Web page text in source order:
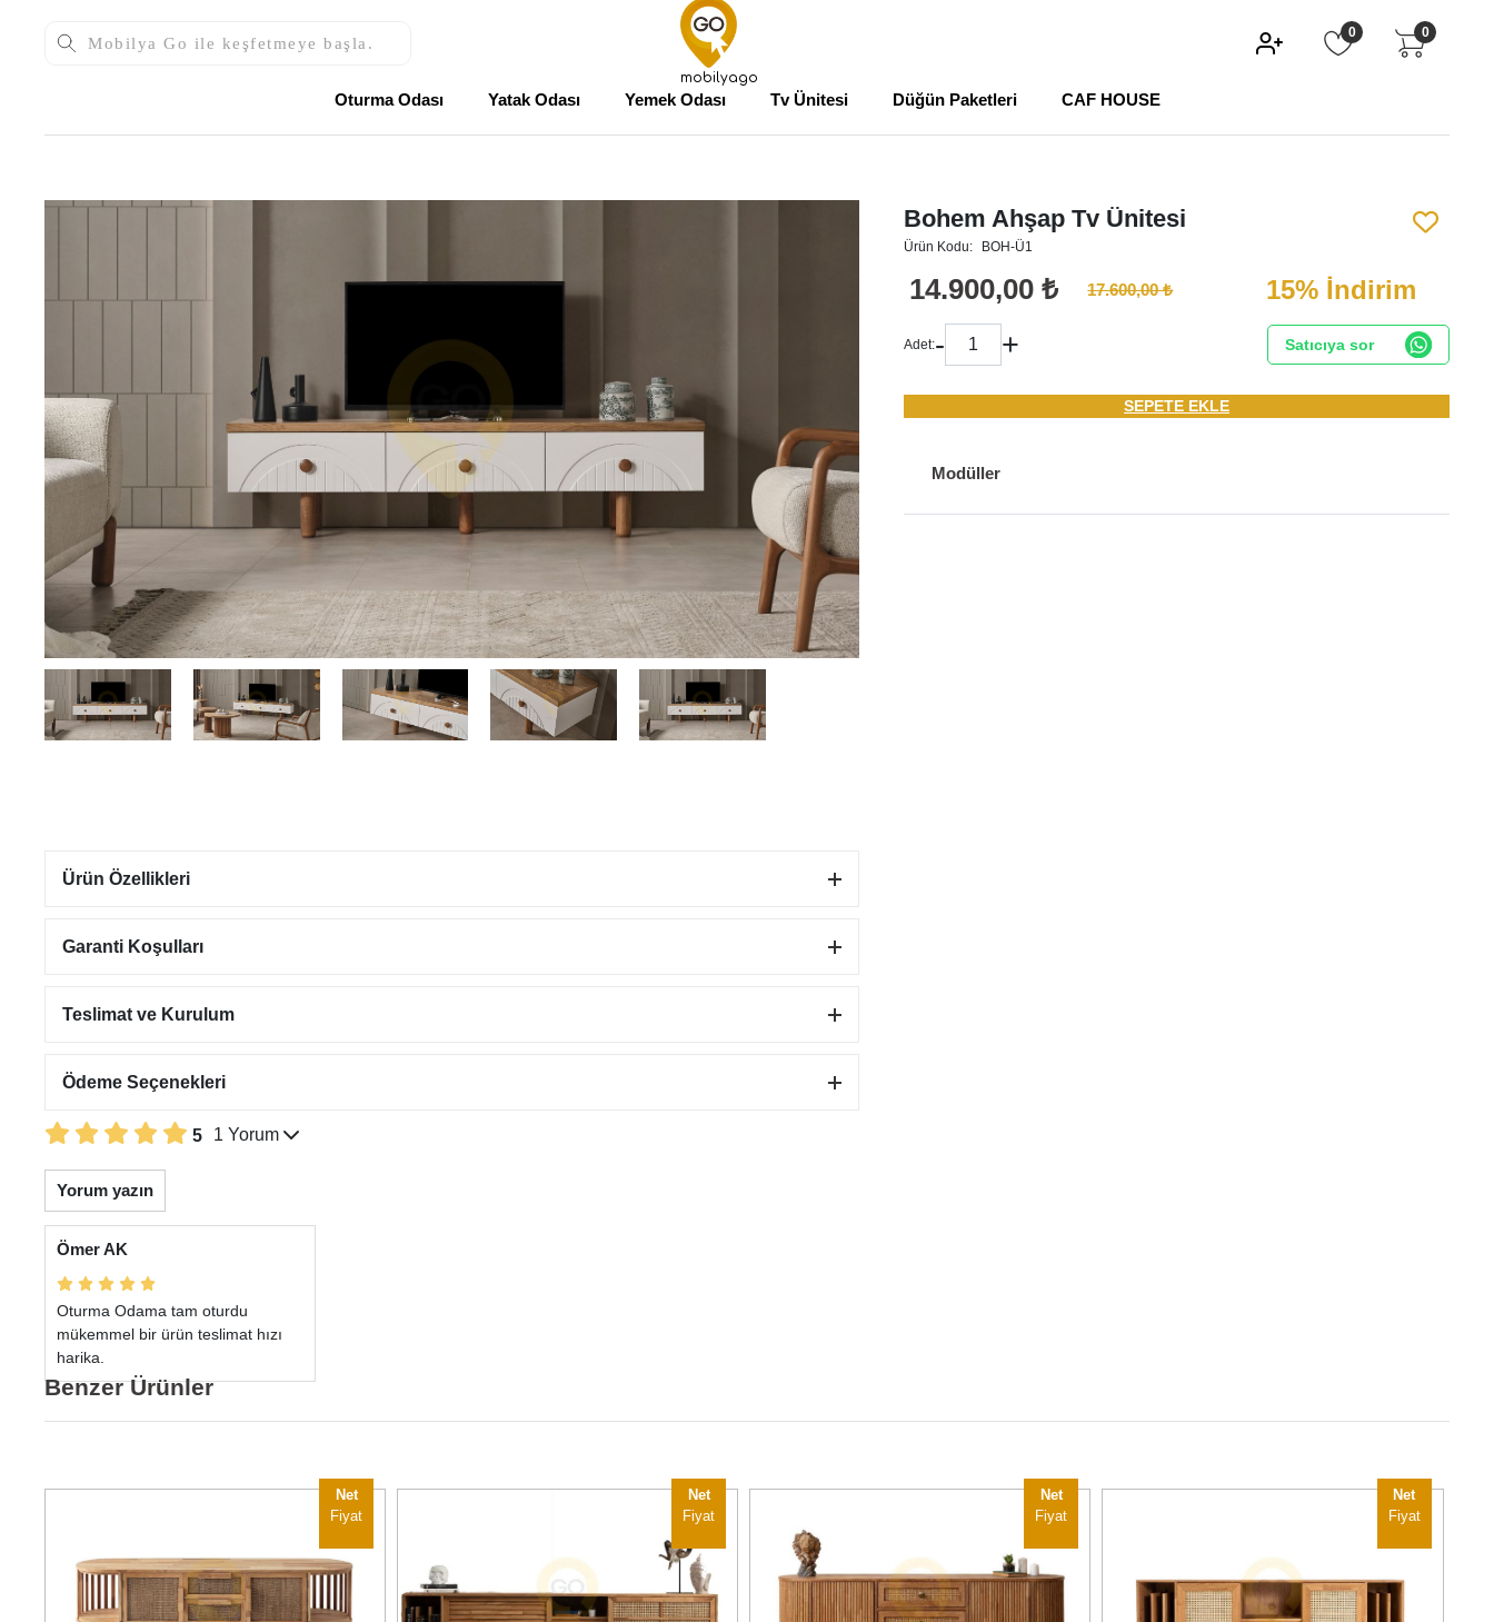
mobilyago
0 0
Oturma Odası Yatak Odası Yemek Odası Tv Ünitesi Düğün Paketleri CAF HOUSE
Bohem Ahşap Tv Ünitesi
Ürün Kodu: BOH-Ü1
14.900,00 ₺ 17.600,00 ₺ 15% İndirim
Adet:- + Satıcıya sor
SEPETE EKLE
Modüller
Ürün Özellikleri
Garanti Koşulları
Teslimat ve Kurulum
Ödeme Seçenekleri
5 1 Yorum
Yorum yazın
Ömer AK
Oturma Odama tam oturdu
mükemmel bir ürün teslimat hızı
harika.
Benzer Ürünler
Net
Fiyat
Net
Fiyat
Net
Fiyat
Net
Fiyat